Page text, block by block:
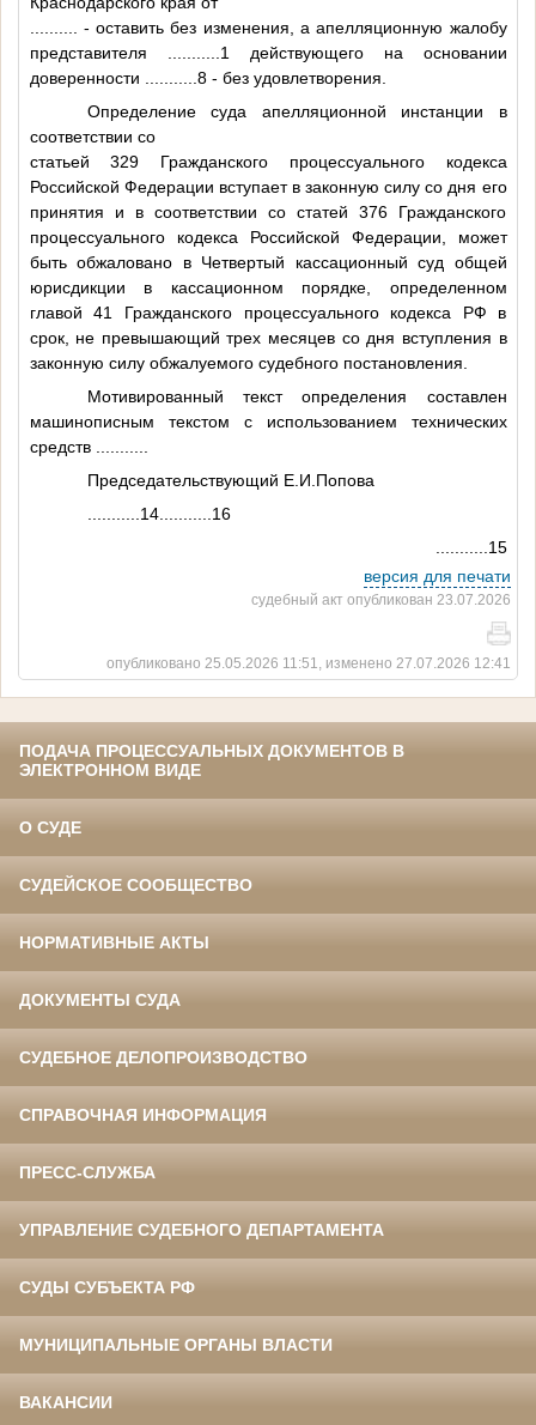
- оставить без изменения, а апелляционную жалобу
представителя
...........1
действующего на основании
доверенности
...........8- без удовлетворения.
Определение суда апелляционной инстанции в
соответствии со
статьей 329 Гражданского процессуального кодекса
Российской Федерации вступает в законную силу со дня его
принятия и в соответствии со статей 376 Гражданского
процессуального кодекса Российской Федерации, может
быть обжаловано в Четвертый кассационный суд общей
юрисдикции в кассационном порядке, определенном
главой 41 Гражданского процессуального кодекса РФ в
срок, не превышающий трех месяцев со дня вступления в
законную силу обжалуемого судебного постановления.
Мотивированный текст определения составлен
машинописным текстом с использованием технических
средств
Председательствующий Е.И.Попова
...........14...........16
...........15
версия для печати
судебный акт опубликован 23.07.2026
опубликовано 25.05.2026 11:51, изменено 27.07.2026 12:41
ПОДАЧА ПРОЦЕССУАЛЬНЫХ ДОКУМЕНТОВ В
ЭЛЕКТРОННОМ ВИДЕ
О СУДЕ
СУДЕЙСКОЕ СООБЩЕСТВО
НОРМАТИВНЫЕ АКТЫ
ДОКУМЕНТЫ СУДА
СУДЕБНОЕ ДЕЛОПРОИЗВОДСТВО
СПРАВОЧНАЯ ИНФОРМАЦИЯ
ПРЕСС-СЛУЖБА
УПРАВЛЕНИЕ СУДЕБНОГО ДЕПАРТАМЕНТА
СУДЫ СУБЪЕКТА РФ
МУНИЦИПАЛЬНЫЕ ОРГАНЫ ВЛАСТИ
ВАКАНСИИ